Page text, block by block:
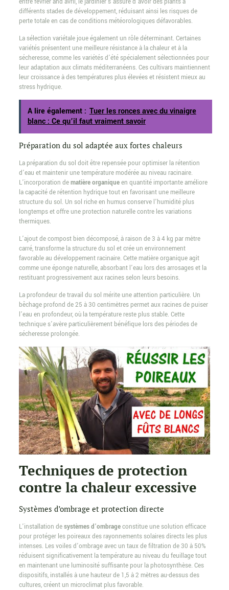
entre février and avril, le jardinier s’assure d’avoir des plants à
différents stades de développement, réduisant ainsi les risques de
perte totale en cas de conditions météorologiques défavorables.
La sélection variétale joue également un rôle déterminant. Certaines
variétés présentent une meilleure résistance à la chaleur et à la
sécheresse, comme les variétés d’été spécialement sélectionnées pour
leur adaptation aux climats méditerranéens. Ces cultivars maintiennent
leur croissance à des températures plus élevées et résistent mieux au
stress hydrique.
A lire également : Tuer les ronces avec du vinaigre
blanc : Ce qu’il faut vraiment savoir
Préparation du sol adaptée aux fortes chaleurs
La préparation du sol doit être repensée pour optimiser la rétention
d’eau et maintenir une température modérée au niveau racinaire.
L’incorporation dematière organiqueen quantité importante améliore
la capacité de rétention hydrique tout en favorisant une meilleure
structure du sol. Un sol riche en humus conserve l’humidité plus
longtemps et offre une protection naturelle contre les variations
thermiques.
L’ajout de compost bien décomposé, à raison de 3 à 4 kg par mètre
carré, transforme la structure du sol et crée un environnement
favorable au développement racinaire. Cette matière organique agit
comme une éponge naturelle, absorbant l’eau lors des arrosages et la
restituant progressivement aux racines selon leurs besoins.
La profondeur de travail du sol mérite une attention particulière. Un
bêchage profond de 25 à 30 centimètres permet aux racines de puiser
l’eau en profondeur, où la température reste plus stable. Cette
technique s’avère particulièrement bénéfique lors des périodes de
sécheresse prolongée.
Techniques de protection
contre la chaleur excessive
Systèmes d’ombrage et protection directe
L’installation desystèmes d’ombrageconstitue une solution efficace
pour protéger les poireaux des rayonnements solaires directs les plus
intenses. Les voiles d’ombrage avec un taux de filtration de 30 à 50%
réduisent significativement la température au niveau du feuillage tout
en maintenant une luminosité suffisante pour la photosynthèse. Ces
dispositifs, installés à une hauteur de 1,5 à 2 mètres au-dessus des
cultures, créent un microclimat plus favorable.